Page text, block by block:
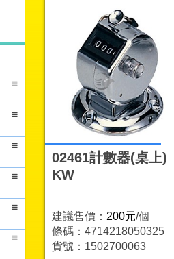
02461計數器(桌上)
KW
建議售價： 200元/個
條碼：4714218050325
貨號：1502700063